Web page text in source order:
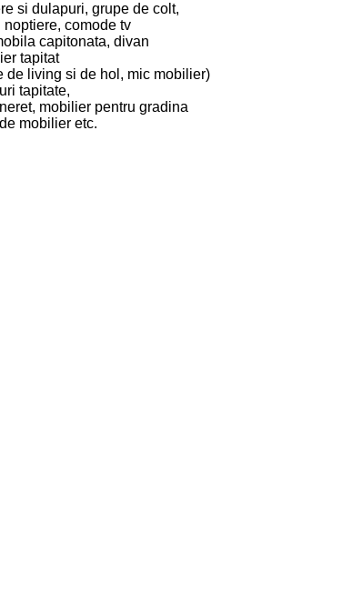
si dulapuri, grupe de colt,
comode tv
capitonata, divan
tapitat
de living si de hol, mic mobilier)
tapitate,
mobilier pentru gradina
mobilier etc.